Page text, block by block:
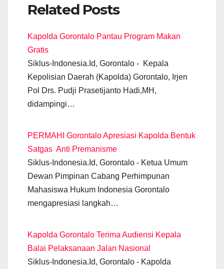
c
e
b
o
o
k
at
s
p
p
e
gr
m
ail
er e
g
er
e
n
k
Related Posts
Kapolda Gorontalo Pantau Program Makan
Gratis
Siklus-Indonesia.Id, Gorontalo - Kepala
Kepolisian Daerah (Kapolda) Gorontalo, Irjen
Pol Drs. Pudji Prasetijanto Hadi,MH,
didampingi…
PERMAHI Gorontalo Apresiasi Kapolda Bentuk
Satgas Anti Premanisme
Siklus-Indonesia.Id, Gorontalo - Ketua Umum
Dewan Pimpinan Cabang Perhimpunan
Mahasiswa Hukum Indonesia Gorontalo
mengapresiasi langkah…
Kapolda Gorontalo Terima Audiensi Kepala
Balai Pelaksanaan Jalan Nasional
Siklus-Indonesia.Id, Gorontalo - Kapolda